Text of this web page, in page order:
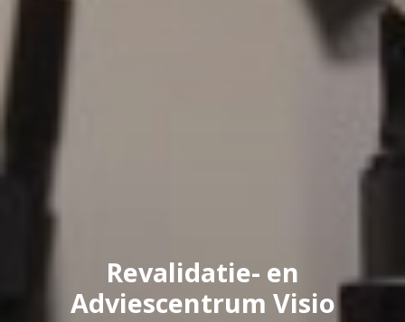
Revalidatie- en
Adviescentrum Visio